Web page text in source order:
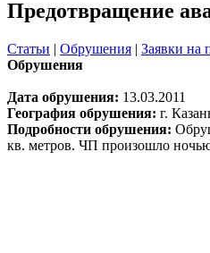
Предотвращение
Статьи | Обрушения | Заявки на
Обрушения
Дата обрушения: 13.03.2011
География обрушения: г.
Подробности обрушения:
кв. метров. ЧП произошло